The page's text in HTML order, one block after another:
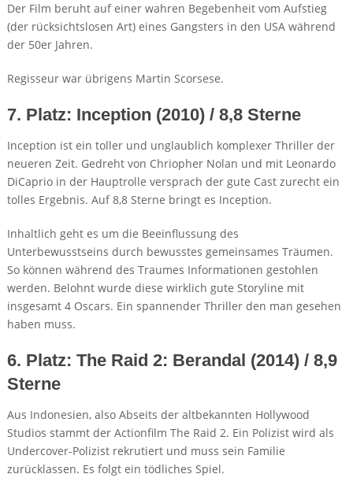
Der Film beruht auf einer wahren Begebenheit vom Aufstieg
(der rücksichtslosen Art) eines Gangsters in den USA während
der 50er Jahren.
Regisseur war übrigens Martin Scorsese.
7. Platz: Inception (2010) / 8,8 Sterne
Inception ist ein toller und unglaublich komplexer Thriller der
neueren Zeit. Gedreht von Chriopher Nolan und mit Leonardo
DiCaprio in der Hauptrolle versprach der gute Cast zurecht ein
tolles Ergebnis. Auf 8,8 Sterne bringt es Inception.
Inhaltlich geht es um die Beeinflussung des
Unterbewusstseins durch bewusstes gemeinsames Träumen.
So können während des Traumes Informationen gestohlen
werden. Belohnt wurde diese wirklich gute Storyline mit
insgesamt 4 Oscars. Ein spannender Thriller den man gesehen
haben muss.
6. Platz: The Raid 2: Berandal (2014) / 8,9
Sterne
Aus Indonesien, also Abseits der altbekannten Hollywood
Studios stammt der Actionfilm The Raid 2. Ein Polizist wird als
Undercover-Polizist rekrutiert und muss sein Familie
zurücklassen. Es folgt ein tödliches Spiel.